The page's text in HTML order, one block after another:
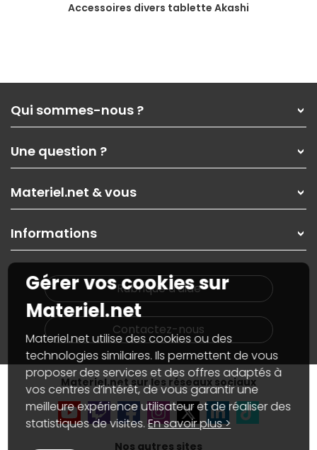
Accessoires divers tablette Akashi
Qui sommes-nous ?
Nos services
Les magasins Materiel.net
Nos solutions pour les pros
Contactez-nous
Une question ?
Paiement, livraison
Garanties,Pack Zen
SAV, demander un retour
Informations
Materiel.net & vous
On rachète votre carte graphique
PC sur mesure : Votre RDV personnalisé
Notre démarche écologique
Materiel.net recrute
Notre programme d'affiliation
Partenariat & Sponsoring
Informations
Plan du site
Nos marques
Conditions générales de vente
Marketplace
Informations légales
Données personnellesetcookies
Gérer vos cookies
Accessibilité : non conforme
Rubrique d'aide
Contactez-nous
Materiel.net sur les réseaux sociaux
Nos autres sites
Gérer vos cookies sur
Materiel.net
Materiel.net utilise des cookies ou des
technologies similaires. Ils permettent de vous
proposer des services et des offres adaptés à
vos centres d’intérêt, de vous garantir une
meilleure expérience utilisateur et de réaliser des
statistiques de visites.En savoir plus >